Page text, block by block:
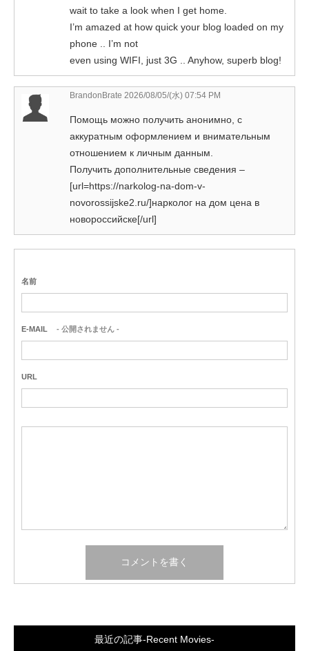
wait to take a look when I get home.
I’m amazed at how quick your blog loaded on my
phone .. I’m not
even using WIFI, just 3G .. Anyhow, superb blog!
BrandonBrate 2026/08/05/(水) 07:54 PM
Помощь можно получить анонимно, с
аккуратным оформлением и внимательным
отношением к личным данным.
Получить дополнительные сведения –
[url=https://narkolog-na-dom-v-
novorossijske2.ru/]нарколог на дом цена в
новороссийске[/url]
名前
E-MAIL - 公開されません -
URL
最近の記事-Recent Movies-